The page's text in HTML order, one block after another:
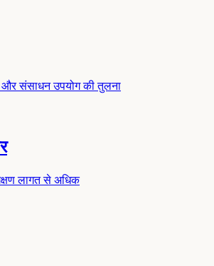
संसाधन उपयोग की तुलना
लागत से अधिक